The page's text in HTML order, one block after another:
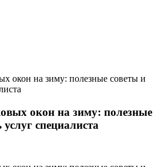
окон на зиму: полезные
специалиста